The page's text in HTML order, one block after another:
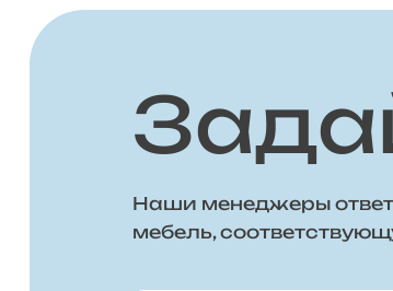
Наши менеджеры
мебель,